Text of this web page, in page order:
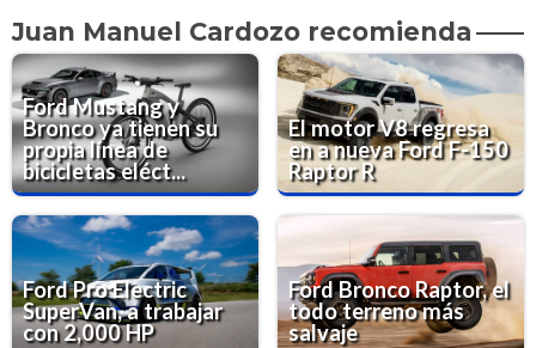
Juan Manuel Cardozo recomienda
Ford Mustang y
Bronco ya tienen su
propia línea de
bicicletas eléct...
El motor V8 regresa
en a nueva Ford F-150
Raptor R
Ford Pro Electric
SuperVan, a trabajar
con 2,000 HP
Ford Bronco Raptor, el
todo terreno más
salvaje